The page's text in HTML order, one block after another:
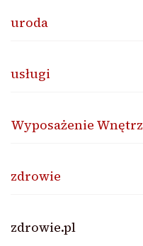
uroda
usługi
Wyposażenie Wnętrz
zdrowie
zdrowie.pl